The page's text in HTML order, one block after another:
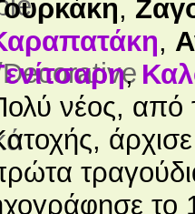
,
,
,
νέος, από
το